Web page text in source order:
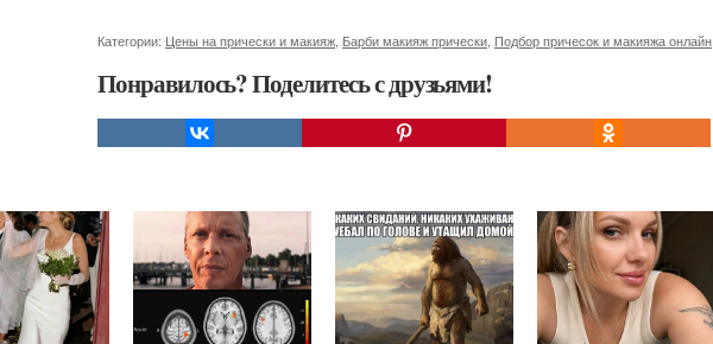
Категории: Цены на прически и макияж Барби макияж прически Подбор причесок и макияжа онлайн
Понравилось? Поделитесь с друзьями!